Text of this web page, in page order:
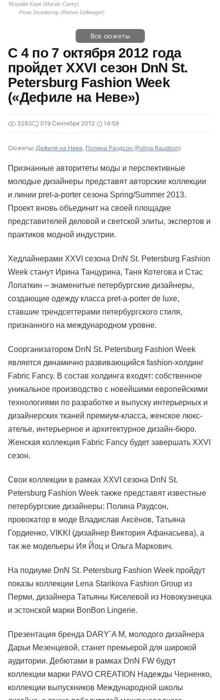
Мэрайя Кэри (Mariah Carey)
Рене Зеллвегер (Renee Zellweger)
Все сюжеты
C 4 по 7 октября 2012 года
пройдет XXVI сезон DnN St.
Petersburg Fashion Week
(«Дефиле на Неве»)
3283 019 Сентября 2012 14:59
Сюжеты: Дефиле на Неве, Полина Раудсон (Polina Raudson)
Признанные авторитеты моды и перспективные
молодые дизайнеры представят авторские коллекции
и линии pret-a-porter сезона Spring/Summer 2013.
Проект вновь объединит на своей площадке
представителей деловой и светской элиты, экспертов и
практиков модной индустрии.
Хедлайнерами XXVI сезона DnN St. Petersburg Fashion
Week станут Ирина Танцурина, Таня Котегова и Стас
Лопаткин – знаменитые петербургские дизайнеры,
создающие одежду класса pret-a-porter de luxe,
ставшие трендсеттерами петербургского стиля,
признанного на международном уровне.
Соорганизатором DnN St. Petersburg Fashion Week
является динамично развивающийся fashion-холдинг
Fabric Fancy. В состав холдинга входят: собственное
уникальное производство с новейшими европейскими
технологиями по разработке и выпуску интерьерных и
дизайнерских тканей премиум-класса, женское люкс-
ателье, интерьерное и архитектурное дизайн-бюро.
Женская коллекция Fabric Fancy будет завершать XXVI
сезон.
Свои коллекции в рамках XXVI сезона DnN St.
Petersburg Fashion Week также представят известные
петербургские дизайнеры: Полина Раудсон,
провокатор в моде Владислав Аксёнов, Татьяна
Гордиенко, VIKKI (дизайнер Виктория Афанасьева), а
так же модельеры Ия Йоц и Ольга Маркович.
На подиуме DnN St. Petersburg Fashion Week пройдут
показы коллекции Lena Starikova Fashion Group из
Перми, дизайнера Татьяны Киселевой из Новокузнецка
и эстонской марки BonBon Lingerie.
Презентация бренда DARY`A M, молодого дизайнера
Дарьи Мезенцевой, станет премьерой для широкой
аудитории. Дебютами в рамках DnN FW будут
коллекции марки PAVO CREATION Надежды Черненко,
коллекции выпускников Международной школы